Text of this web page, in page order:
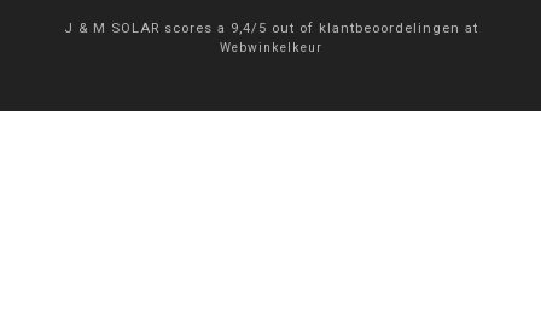
J & M SOLAR scores a 9,4/ 5 out of klantbeoordelingen at
Webwinkelkeur